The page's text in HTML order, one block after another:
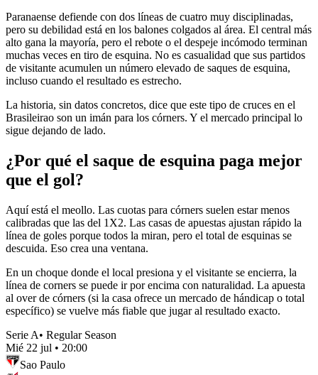
Paranaense defiende con dos líneas de cuatro muy disciplinadas,
pero su debilidad está en los balones colgados al área. El central más
alto gana la mayoría, pero el rebote o el despeje incómodo terminan
muchas veces en tiro de esquina. No es casualidad que sus partidos
de visitante acumulen un número elevado de saques de esquina,
incluso cuando el resultado es estrecho.
La historia, sin datos concretos, dice que este tipo de cruces en el
Brasileirao son un imán para los córners. Y el mercado principal lo
sigue dejando de lado.
¿Por qué el saque de esquina paga mejor
que el gol?
Aquí está el meollo. Las cuotas para córners suelen estar menos
calibradas que las del 1X2. Las casas de apuestas ajustan rápido la
línea de goles porque todos la miran, pero el total de esquinas se
descuida. Eso crea una ventana.
En un choque donde el local presiona y el visitante se encierra, la
línea de corners se puede ir por encima con naturalidad. La apuesta
al over de córners (si la casa ofrece un mercado de hándicap o total
específico) se vuelve más fiable que jugar al resultado exacto.
Serie A• Regular Season
Mié 22 jul • 20:00
Sao Paulo